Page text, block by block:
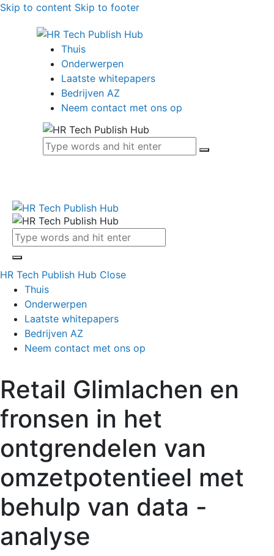
Skip to content Skip to footer
Thuis
Onderwerpen
Laatste whitepapers
Bedrijven AZ
Neem contact met ons op
HR Tech Publish Hub Close
Thuis
Onderwerpen
Laatste whitepapers
Bedrijven AZ
Neem contact met ons op
Retail Glimlachen en
fronsen in het
ontgrendelen van
omzetpotentieel met
behulp van data -
analyse